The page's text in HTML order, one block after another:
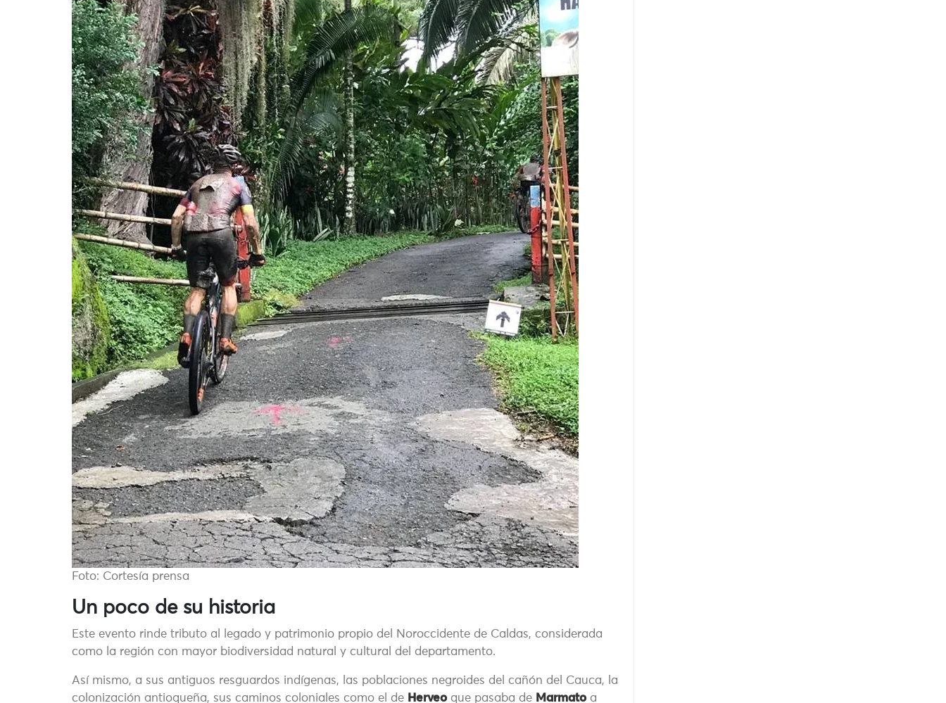
Foto: Cortesía prensa
Un poco de su historia
Este evento rinde tributo al legado y patrimonio propio del Noroccidente de Caldas, considerada
como la región con mayor biodiversidad natural y cultural del departamento.
Así mismo, a sus antiguos resguardos indígenas, las poblaciones negroides del cañón del Cauca, la
colonización antioqueña, sus caminos coloniales como el de Herveoque pasaba de Marmatoa